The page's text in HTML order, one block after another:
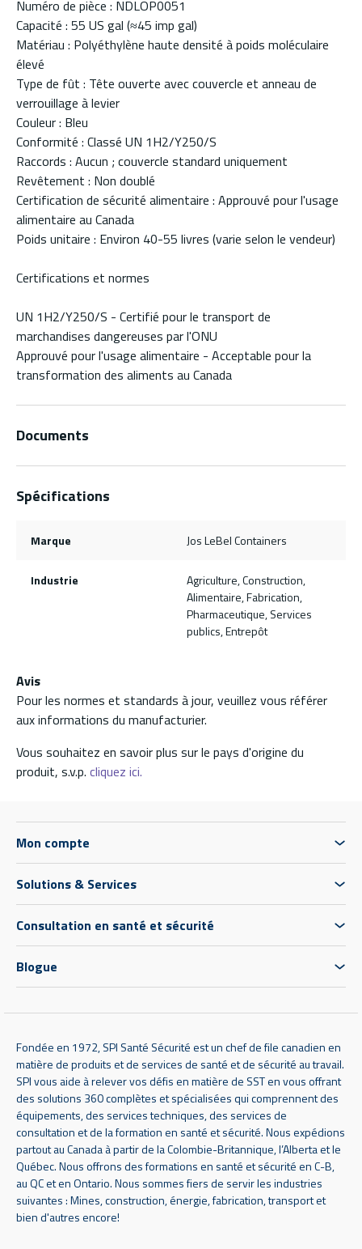
Numéro de pièce : NDLOP0051
Capacité : 55 US gal (≈45 imp gal)
Matériau : Polyéthylène haute densité à poids moléculaire
élevé
Type de fût : Tête ouverte avec couvercle et anneau de
verrouillage à levier
Couleur : Bleu
Conformité : Classé UN 1H2/Y250/S
Raccords : Aucun ; couvercle standard uniquement
Revêtement : Non doublé
Certification de sécurité alimentaire : Approuvé pour l'usage
alimentaire au Canada
Poids unitaire : Environ 40-55 livres (varie selon le vendeur)
Certifications et normes
UN 1H2/Y250/S - Certifié pour le transport de
marchandises dangereuses par l'ONU
Approuvé pour l'usage alimentaire - Acceptable pour la
transformation des aliments au Canada
Documents
Spécifications
Marque Jos LeBel Containers
Industrie
Agriculture, Construction,
Alimentaire, Fabrication,
Pharmaceutique, Services
publics, Entrepôt
Avis
Pour les normes et standards à jour, veuillez vous référer
aux informations du manufacturier.
Vous souhaitez en savoir plus sur le pays d'origine du
produit, s.v.p. cliquez ici.
Mon compte
Solutions & Services
Consultation en santé et sécurité
Blogue
Fondée en 1972, SPI Santé Sécurité est un chef de file canadien en
matière de produits et de services de santé et de sécurité au travail.
SPI vous aide à relever vos défis en matière de SST en vous offrant
des solutions 360 complètes et spécialisées qui comprennent des
équipements, des services techniques, des services de
consultation et de la formation en santé et sécurité. Nous expédions
partout au Canada à partir de la Colombie-Britannique, l’Alberta et le
Québec. Nous offrons des formations en santé et sécurité en C-B,
au QC et en Ontario. Nous sommes fiers de servir les industries
suivantes : Mines, construction, énergie, fabrication, transport et
bien d'autres encore!